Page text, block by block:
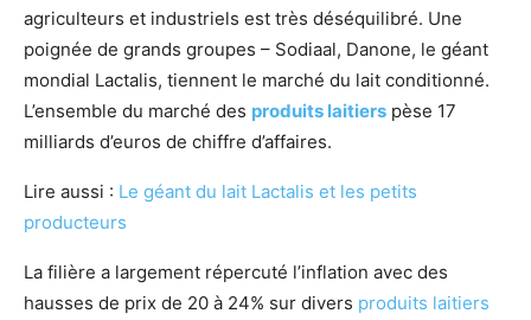
agriculteurs et industriels est très déséquilibré. Une
poignée de grands groupes – Sodiaal, Danone, le géant
mondial Lactalis, tiennent le marché du lait conditionné.
L’ensemble du marché des produits laitiers pèse 17
milliards d’euros de chiffre d’affaires.
Lire aussi : Le géant du lait Lactalis et les petits
producteurs
La filière a largement répercuté l’inflation avec des
hausses de prix de 20 à 24% sur divers produits laitiers